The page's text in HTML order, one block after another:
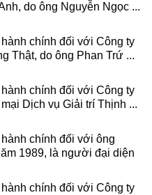
do ông Nguyễn Ngọc ...
chính đối với Công ty
Thật, do ông Phan Trứ ...
chính đối với Công ty
Dịch vụ Giải trí Thịnh ...
chính đối với ông
1989, là người đại diện
chính đối với Công ty